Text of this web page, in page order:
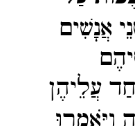
אֲנָשִׁים
עֲלֵיהֶן
וַיֹּאמְרוּ